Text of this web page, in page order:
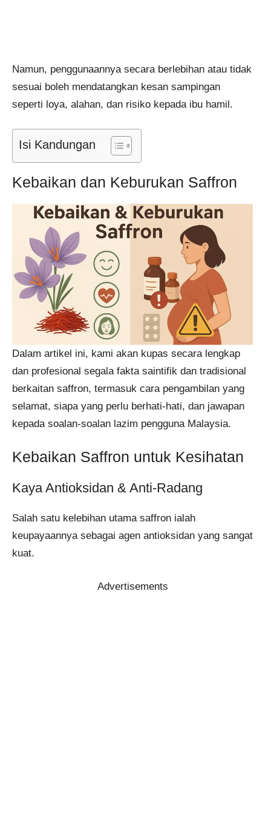
Namun, penggunaannya secara berlebihan atau tidak
sesuai boleh mendatangkan kesan sampingan
seperti loya, alahan, dan risiko kepada ibu hamil.
Isi Kandungan
Kebaikan dan Keburukan Saffron
Dalam artikel ini, kami akan kupas secara lengkap
dan profesional segala fakta saintifik dan tradisional
berkaitan saffron, termasuk cara pengambilan yang
selamat, siapa yang perlu berhati-hati, dan jawapan
kepada soalan-soalan lazim pengguna Malaysia.
Kebaikan Saffron untuk Kesihatan
Kaya Antioksidan & Anti-Radang
Salah satu kelebihan utama saffron ialah
keupayaannya sebagai agen antioksidan yang sangat
kuat.
Advertisements